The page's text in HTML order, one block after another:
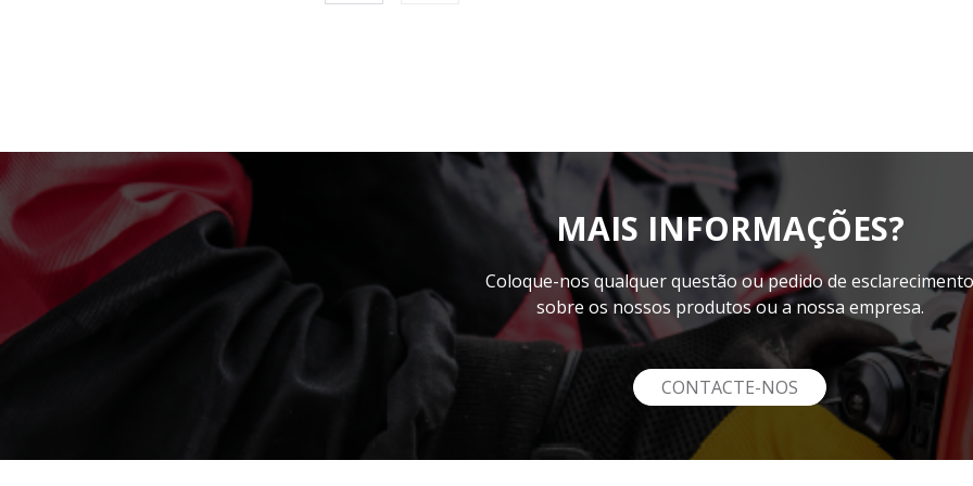
MAIS INFORMAÇÕES?
Coloque-nos qualquer questão ou pedido de esclarecimento
sobre os nossos produtos ou a nossa empresa.
CONTACTE-NOS